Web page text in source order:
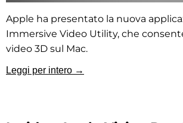
Apple ha presentato la nuova
Immersive Video Utility, che
video 3D sul Mac.
Leggi per intero →